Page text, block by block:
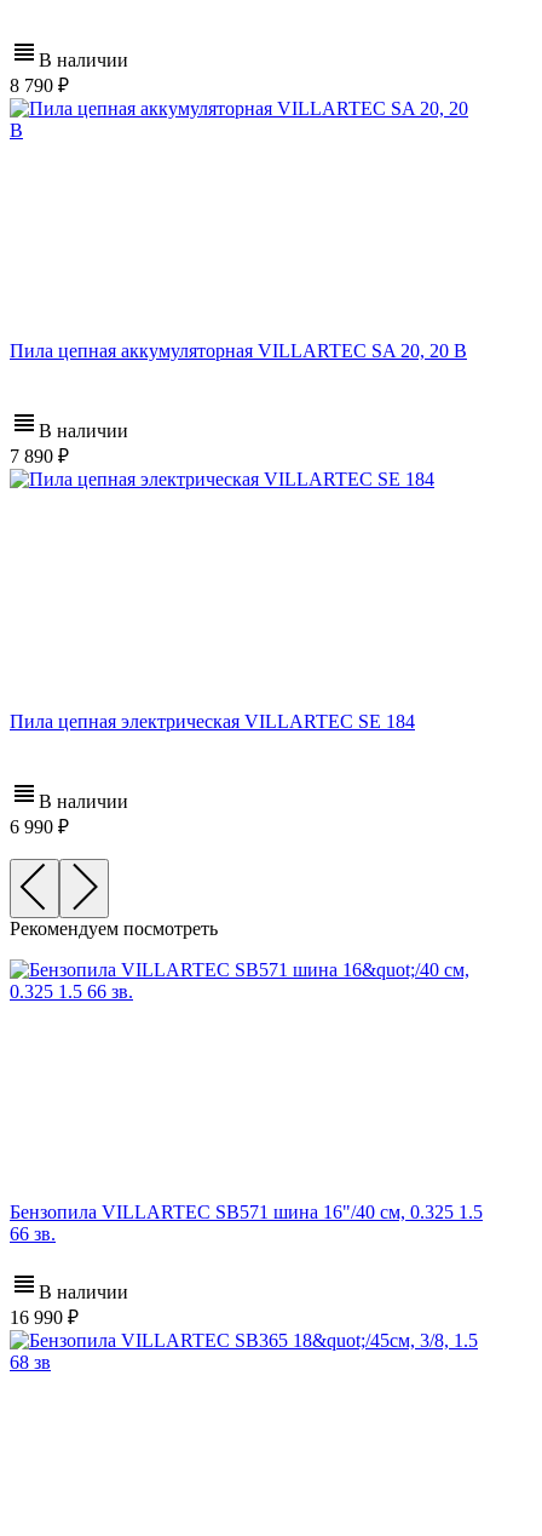
В наличии
8 790
Пила цепная аккумуляторная VILLARTEC SA 20, 20 В
В наличии
7 890
Пила цепная электрическая VILLARTEC SE 184
В наличии
6 990
Рекомендуем посмотреть
Бензопила VILLARTEC SB571 шина 16"/40 см, 0.325 1.5
66 зв.
В наличии
16 990